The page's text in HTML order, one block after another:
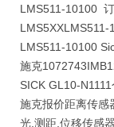
LMS511-10100
LMS511-10100
施克1072743
SICK GL10-
施克报价距离传感
光,测距,位移传感